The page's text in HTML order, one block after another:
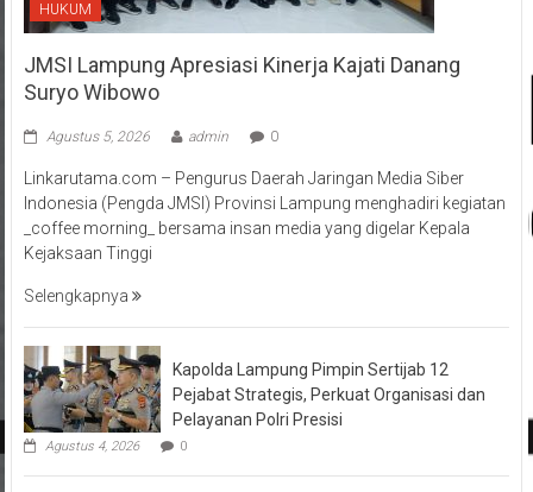
HUKUM
JMSI Lampung Apresiasi Kinerja Kajati Danang
Suryo Wibowo
Agustus 5, 2026 admin 0
Linkarutama.com – Pengurus Daerah Jaringan Media Siber
Indonesia (Pengda JMSI) Provinsi Lampung menghadiri kegiatan
_coffee morning_ bersama insan media yang digelar Kepala
Kejaksaan Tinggi
Selengkapnya
Kapolda Lampung Pimpin Sertijab 12
Pejabat Strategis, Perkuat Organisasi dan
Pelayanan Polri Presisi
Agustus 4, 2026 0